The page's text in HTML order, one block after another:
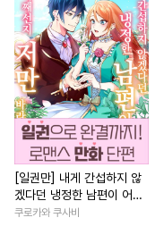
[일권만] 내게 간섭하지 않
겠다던 냉정한 남편이 어째
선지 저만 바라봅니다 [단행
쿠로카와 쿠사비